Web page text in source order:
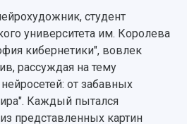
студент
университета им. Королева
кибернетики", вовлек
рассуждая на тему
от забавных
Каждый пытался
представленных картин